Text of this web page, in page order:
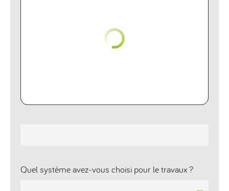
Quel système avez-vous choisi pour le travaux ?